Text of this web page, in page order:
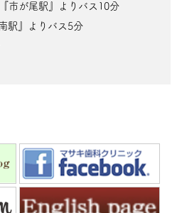
市が尾駅』よりバス10分
駅』よりバス5分